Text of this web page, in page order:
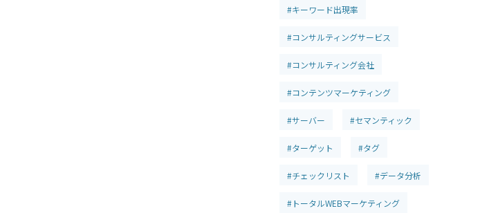
#キーワード出現率
#コンサルティングサービス
#コンサルティング会社
#コンテンツマーケティング
#サーバー #セマンティック
#ターゲット #タグ
#チェックリスト #データ分析
#トータルWEBマーケティング